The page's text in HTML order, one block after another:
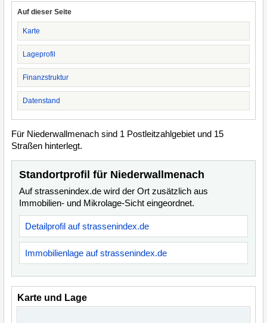
Auf dieser Seite
Karte
Lageprofil
Finanzstruktur
Datenstand
Für Niederwallmenach sind 1 Postleitzahlgebiet und 15
Straßen hinterlegt.
Standortprofil für Niederwallmenach
Auf strassenindex.de wird der Ort zusätzlich aus
Immobilien- und Mikrolage-Sicht eingeordnet.
Detailprofil auf strassenindex.de
Immobilienlage auf strassenindex.de
Karte und Lage